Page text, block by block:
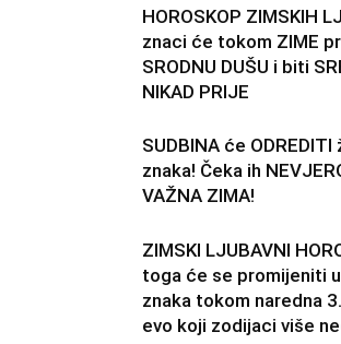
HOROSKOP ZIMSKIH
znaci će tokom ZIME
SRODNU DUŠU i biti
NIKAD PRIJE
SUDBINA će
znaka! Čeka ih
VAŽNA ZIMA!
ZIMSKI LJUBAVNI
toga će se promijeniti
znaka tokom naredna
evo koji zodijaci više